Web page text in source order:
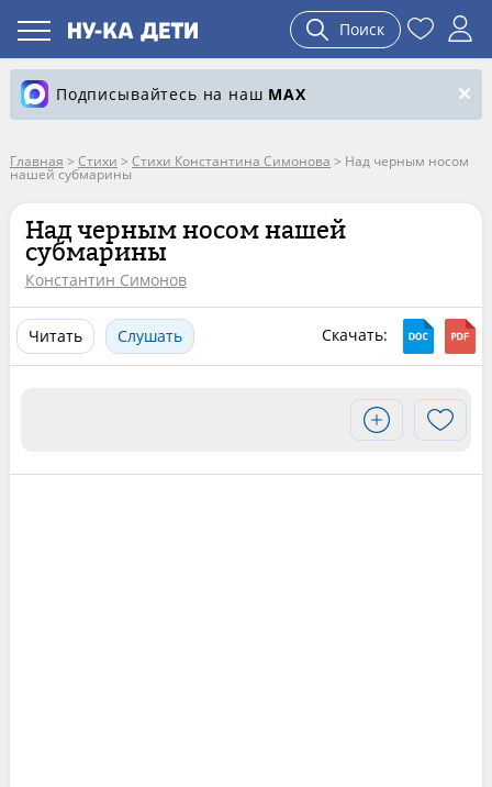
Поиск
Подписывайтесь на наш MAX
Главная > Стихи > Стихи Константина Симонова > Над черным носом
нашей субмарины
Над черным носом нашей
субмарины
Константин Симонов
Читать Слушать Скачать: